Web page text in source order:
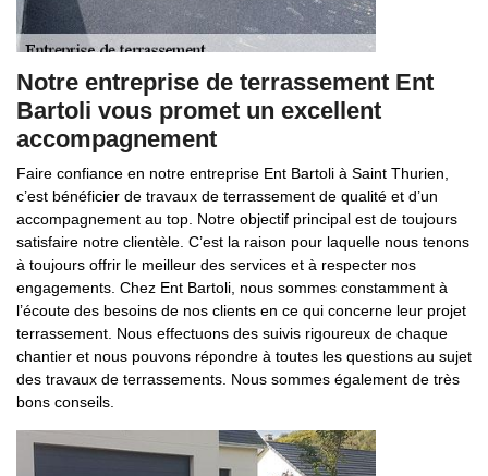
Notre entreprise de terrassement Ent
Bartoli vous promet un excellent
accompagnement
Faire confiance en notre entreprise Ent Bartoli à Saint Thurien,
c’est bénéficier de travaux de terrassement de qualité et d’un
accompagnement au top. Notre objectif principal est de toujours
satisfaire notre clientèle. C’est la raison pour laquelle nous tenons
à toujours offrir le meilleur des services et à respecter nos
engagements. Chez Ent Bartoli, nous sommes constamment à
l’écoute des besoins de nos clients en ce qui concerne leur projet
terrassement. Nous effectuons des suivis rigoureux de chaque
chantier et nous pouvons répondre à toutes les questions au sujet
des travaux de terrassements. Nous sommes également de très
bons conseils.